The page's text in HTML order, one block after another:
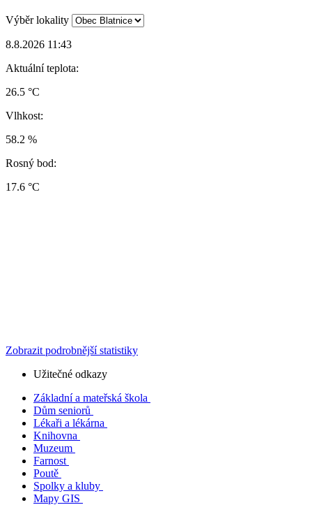
Výběr lokality
8.8.2026 11:43
Aktuální teplota:
26.5 °C
Vlhkost:
58.2 %
Rosný bod:
17.6 °C
Zobrazit podrobnější statistiky
Užitečné odkazy
Základní a mateřská škola
Dům seniorů
Lékaři a lékárna
Knihovna
Muzeum
Farnost
Poutě
Spolky a kluby
Mapy GIS